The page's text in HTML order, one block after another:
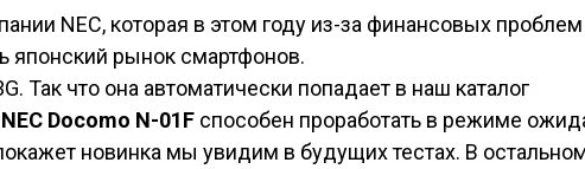
NEC, которая в этом году из-за финансовых проблем
японский рынок смартфонов.
Так что она автоматически попадает в наш каталог
NEC Docomo N-01F способен проработать в режиме
новинка мы увидим в будущих тестах. В